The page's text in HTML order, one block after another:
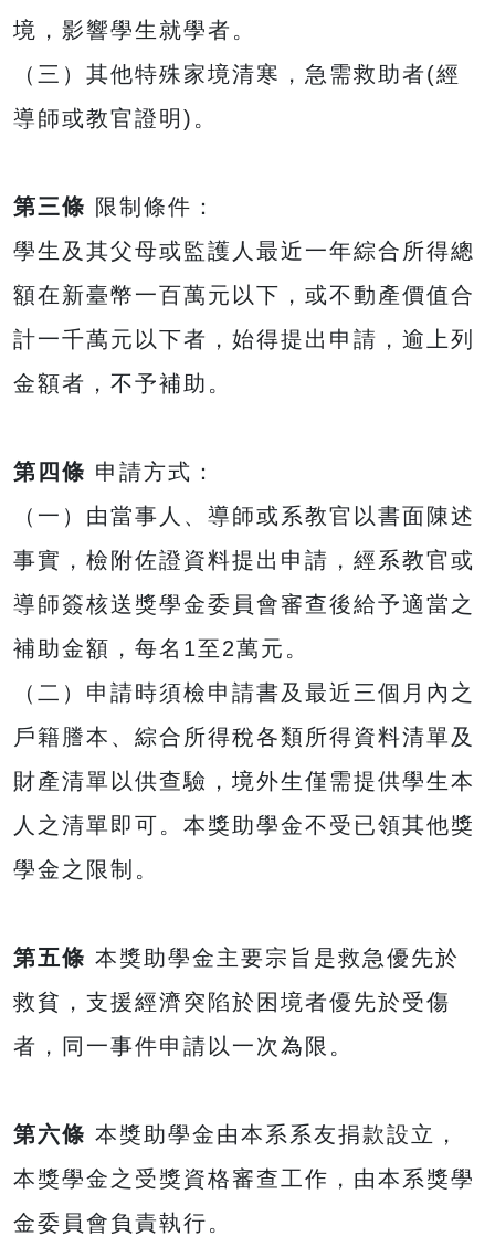
境，影響學生就學者。
（三）其他特殊家境清寒，急需救助者(經
導師或教官證明)。
第三條 限制條件：
學生及其父母或監護人最近一年綜合所得總
額在新臺幣一百萬元以下，或不動產價值合
計一千萬元以下者，始得提出申請，逾上列
金額者，不予補助。
第四條 申請方式：
（一）由當事人、導師或系教官以書面陳述
事實，檢附佐證資料提出申請，經系教官或
導師簽核送獎學金委員會審查後給予適當之
補助金額，每名1至2萬元。
（二）申請時須檢申請書及最近三個月內之
戶籍謄本、綜合所得稅各類所得資料清單及
財產清單以供查驗，境外生僅需提供學生本
人之清單即可。本獎助學金不受已領其他獎
學金之限制。
第五條 本獎助學金主要宗旨是救急優先於
救貧，支援經濟突陷於困境者優先於受傷
者，同一事件申請以一次為限。
第六條 本獎助學金由本系系友捐款設立，
本獎學金之受獎資格審查工作，由本系獎學
金委員會負責執行。